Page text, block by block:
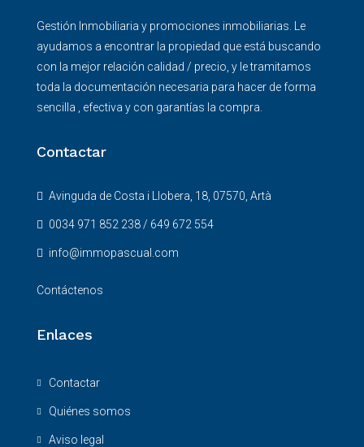
Gestión Inmobiliaria y promociones inmobiliarias. Le
ayudamos a encontrar la propiedad que está buscando
con la mejor relación calidad / precio, y le tramitamos
toda la documentación necesaria para hacer de forma
sencilla , efectiva y con garantías la compra.
Contactar
Avinguda de Costa i Llobera, 18, 07570, Artà
0034 971 852 238 / 649 672 554
info@immopascual.com
Contáctenos
Enlaces
Contactar
Quiénes somos
Aviso legal